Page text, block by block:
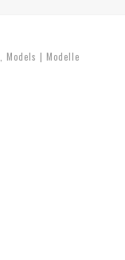
Models | Modelle